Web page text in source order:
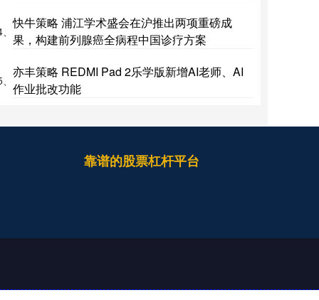
快牛策略 浦江学术盛会在沪推出两项重磅成
果，构建前列腺癌全病程中国诊疗方案
亦丰策略 REDMI Pad 2乐学版新增AI老师、AI
作业批改功能
靠谱的股票杠杆平台